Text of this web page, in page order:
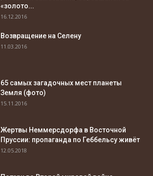
«золото...
16.12.2016
Возвращение на Селену
11.03.2016
65 самых загадочных мест планеты
Земля (фото)
15.11.2016
Жертвы Неммерсдорфа в Восточной
Пруссии: пропаганда по Геббельсу живёт
12.05.2018